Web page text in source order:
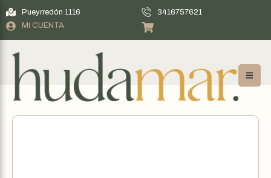
Pueyrredón 1116
3416757621
MI CUENTA